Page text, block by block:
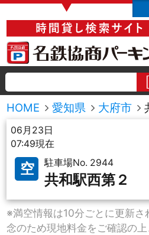
▼
HOME 愛知県 大府市
06月23日
07:49現在
空 駐車場No. 2944
共和駅西第２
※満空情報は10分ごとに更新さ
念のため現地料金をご確認の上